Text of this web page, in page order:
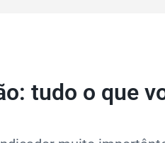
Marketingtudo o que